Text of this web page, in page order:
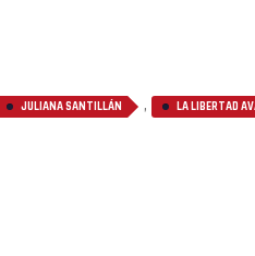
JULIANA SANTILLÁN , LA LIBERTAD